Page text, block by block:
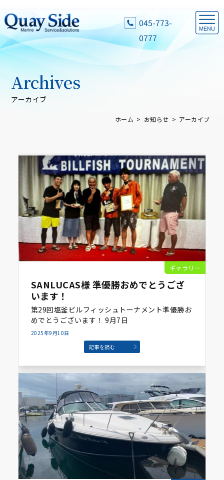
045-773-
0777
アーカイブ
Archives
ホーム お知らせ アーカイブ
ギャラリー
SANLUCAS様 準優勝おめでとうござ
います！
第29回塩釜ビルフィッシュトーナメント準優勝お
めでとうございます！ 9月7日
2025年9月10日
記事を読む